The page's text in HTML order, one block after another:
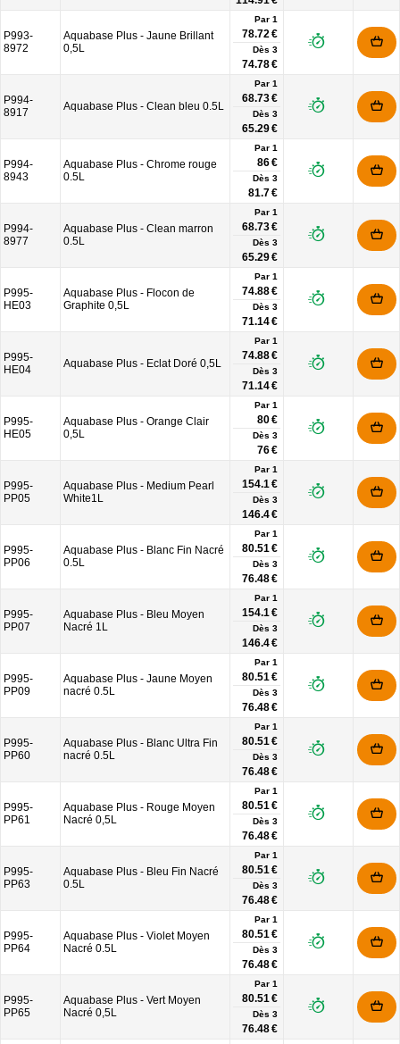
P993-
8972
Aquabase Plus - Jaune Brillant
0,5L
Par 1
78.72 €
Dès 3
74.78 €
P994-
8917
Aquabase Plus - Clean bleu 0.5L
Par 1
68.73 €
Dès 3
65.29 €
P994-
8943
Aquabase Plus - Chrome rouge
0.5L
Par 1
86 €
Dès 3
81.7 €
P994-
8977
Aquabase Plus - Clean marron
0.5L
Par 1
68.73 €
Dès 3
65.29 €
P995-
HE03
Aquabase Plus - Flocon de
Graphite 0,5L
Par 1
74.88 €
Dès 3
71.14 €
P995-
HE04
Aquabase Plus - Eclat Doré 0,5L
Par 1
74.88 €
Dès 3
71.14 €
P995-
HE05
Aquabase Plus - Orange Clair
0,5L
Par 1
80 €
Dès 3
76 €
P995-
PP05
Aquabase Plus - Medium Pearl
White1L
Par 1
154.1 €
Dès 3
146.4 €
P995-
PP06
Aquabase Plus - Blanc Fin Nacré
0.5L
Par 1
80.51 €
Dès 3
76.48 €
P995-
PP07
Aquabase Plus - Bleu Moyen
Nacré 1L
Par 1
154.1 €
Dès 3
146.4 €
P995-
PP09
Aquabase Plus - Jaune Moyen
nacré 0.5L
Par 1
80.51 €
Dès 3
76.48 €
P995-
PP60
Aquabase Plus - Blanc Ultra Fin
nacré 0.5L
Par 1
80.51 €
Dès 3
76.48 €
P995-
PP61
Aquabase Plus - Rouge Moyen
Nacré 0,5L
Par 1
80.51 €
Dès 3
76.48 €
P995-
PP63
Aquabase Plus - Bleu Fin Nacré
0.5L
Par 1
80.51 €
Dès 3
76.48 €
P995-
PP64
Aquabase Plus - Violet Moyen
Nacré 0.5L
Par 1
80.51 €
Dès 3
76.48 €
P995-
PP65
Aquabase Plus - Vert Moyen
Nacré 0,5L
Par 1
80.51 €
Dès 3
76.48 €